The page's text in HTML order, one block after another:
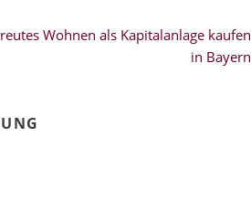
Wohnen als Kapitalanlage kaufen
in Bayern